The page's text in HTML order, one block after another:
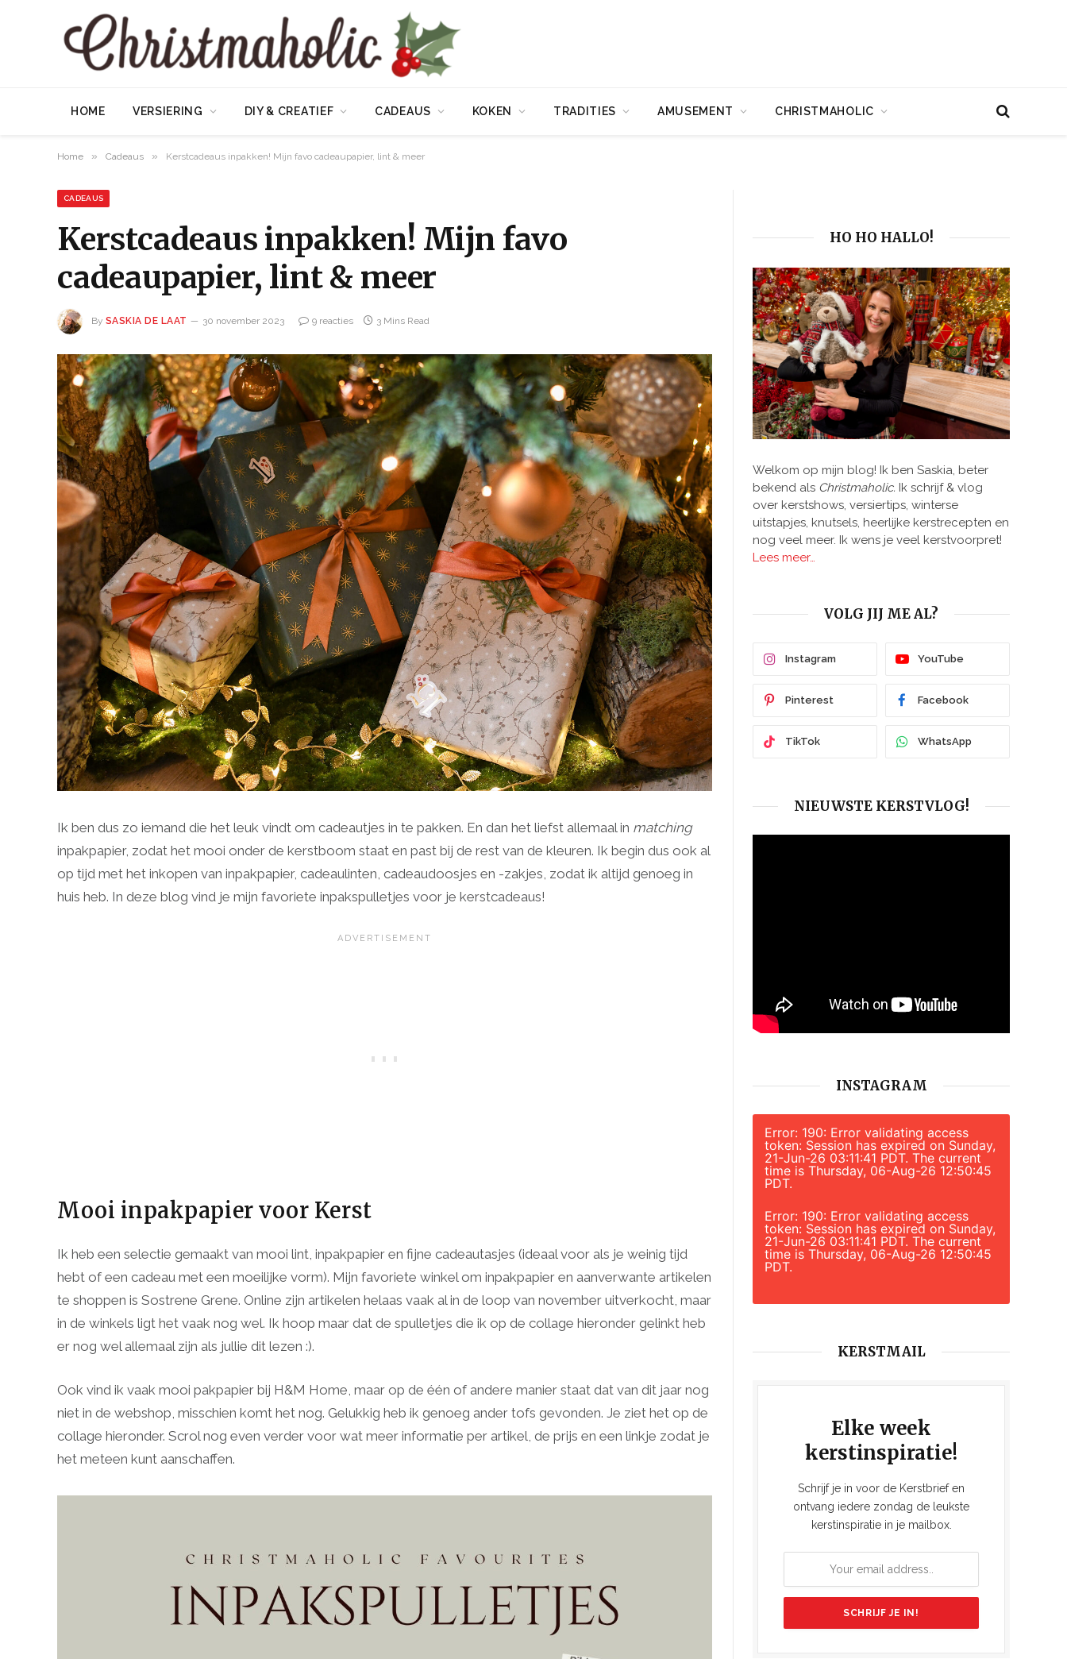
HOME VERSIERING DIY & CREATIEF CADEAUS KOKEN TRADITIES AMUSEMENT CHRISTMAHOLIC
Home » Cadeaus » Kerstcadeaus inpakken! Mijn favo cadeaupapier, lint & meer
CADEAUS
Kerstcadeaus inpakken! Mijn favo
cadeaupapier, lint & meer
By SASKIA DE LAAT 30 november 2023 9 reacties 3 Mins Read
Ik ben dus zo iemand die het leuk vindt om cadeautjes in te pakken. En dan het liefst allemaal in matching
inpakpapier, zodat het mooi onder de kerstboom staat en past bij de rest van de kleuren. Ik begin dus ook al
op tijd met het inkopen van inpakpapier, cadeaulinten, cadeaudoosjes en -zakjes, zodat ik altijd genoeg in
huis heb. In deze blog vind je mijn favoriete inpakspulletjes voor je kerstcadeaus!
Mooi inpakpapier voor Kerst
Ik heb een selectie gemaakt van mooi lint, inpakpapier en fijne cadeautasjes (ideaal voor als je weinig tijd
hebt of een cadeau met een moeilijke vorm). Mijn favoriete winkel om inpakpapier en aanverwante artikelen
te shoppen is Sostrene Grene. Online zijn artikelen helaas vaak al in de loop van november uitverkocht, maar
in de winkels ligt het vaak nog wel. Ik hoop maar dat de spulletjes die ik op de collage hieronder gelinkt heb
er nog wel allemaal zijn als jullie dit lezen :).
Ook vind ik vaak mooi pakpapier bij H&M Home, maar op de één of andere manier staat dat van dit jaar nog
niet in de webshop, misschien komt het nog. Gelukkig heb ik genoeg ander tofs gevonden. Je ziet het op de
collage hieronder. Scrol nog even verder voor wat meer informatie per artikel, de prijs en een linkje zodat je
het meteen kunt aanschaffen.
HO HO HALLO!
Welkom op mijn blog! Ik ben Saskia, beter
bekend als Christmaholic. Ik schrijf & vlog
over kerstshows, versiertips, winterse
uitstapjes, knutsels, heerlijke kerstrecepten en
nog veel meer. Ik wens je veel kerstvoorpret!
Lees meer…
VOLG JIJ ME AL?
Instagram YouTube
Pinterest Facebook
TikTok WhatsApp
NIEUWSTE KERSTVLOG!
INSTAGRAM
Error: 190: Error validating access
token: Session has expired on Sunday,
21-Jun-26 03:11:41 PDT. The current
time is Thursday, 06-Aug-26 12:50:45
PDT.
Error: 190: Error validating access
token: Session has expired on Sunday,
21-Jun-26 03:11:41 PDT. The current
time is Thursday, 06-Aug-26 12:50:45
PDT.
KERSTMAIL
Elke week
kerstinspiratie!
Schrijf je in voor de Kerstbrief en
ontvang iedere zondag de leukste
kerstinspiratie in je mailbox.